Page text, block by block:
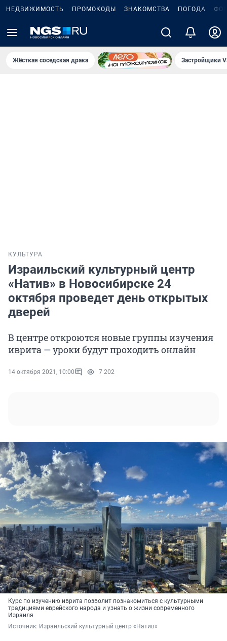
НЕДВИЖИМОСТЬ ПРОМОКОДЫ ЗНАКОМСТВА ПОГОДА
Жёсткая соседская драка Застройщики
КУЛЬТУРА
Израильский культурный центр
«Натив» в Новосибирске 24
октября проведет день открытых
дверей
В центре откроются новые группы изучения
иврита — уроки будут проходить онлайн
14 октября 2021, 10:00 7 202
Курс по изучению иврита позволит познакомиться с культурными
традициями еврейского народа и узнать о жизни современного
Израиля
Источник: Израильский культурный центр «Натив»